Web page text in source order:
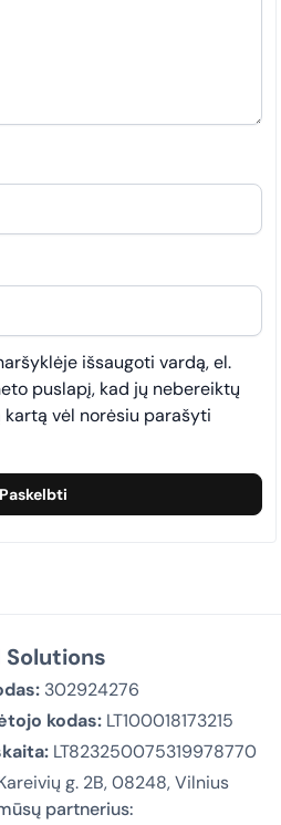
išsaugoti vardą, el.
puslapį, kad jų nebereiktų
vėl norėsiu parašyti
Solutions
302924276
kodas: LT100018173215
LT823250075319978770
g. 2B, 08248, Vilnius
partnerius: